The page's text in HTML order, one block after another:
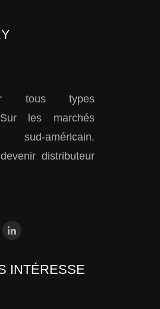
tous types
Sur les marchés
américain.
distributeur
INTÉRESSE